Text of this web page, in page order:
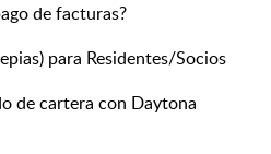
de facturas?
para Residentes/Socios
de cartera con Daytona